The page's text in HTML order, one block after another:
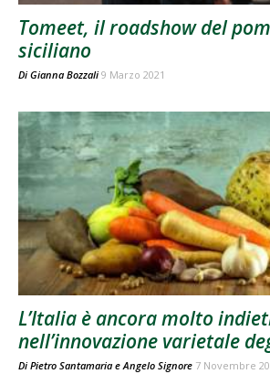
Tomeet, il roadshow del
siciliano
Di Gianna Bozzali 9 Marzo 2021
L’Italia è ancora molto
nell’innovazione varietale
Di Pietro Santamaria eAngelo Signore 7 Novembre